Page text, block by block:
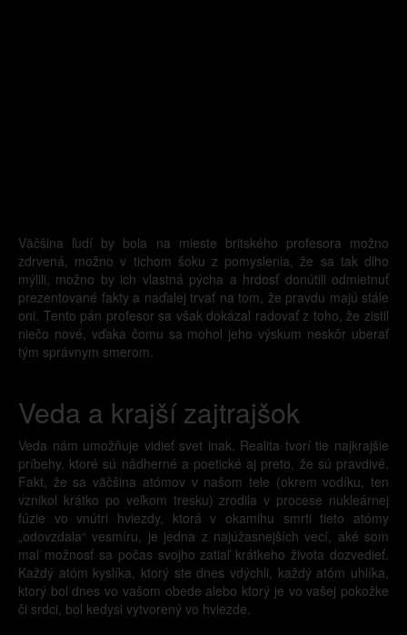
Väčšina ľudí by bola na mieste britského profesora možno
zdrvená, možno v tichom šoku z pomyslenia, že sa tak dlho
mýlili, možno by ich vlastná pýcha a hrdosť donútili odmietnuť
prezentované fakty a naďalej trvať na tom, že pravdu majú stále
oni. Tento pán profesor sa však dokázal radovať z toho, že zistil
niečo nové, vďaka čomu sa mohol jeho výskum neskôr uberať
tým správnym smerom.
Veda a krajší zajtrajšok
Veda nám umožňuje vidieť svet inak. Realita tvorí tie najkrajšie
príbehy, ktoré sú nádherné a poetické aj preto, že sú pravdivé.
Fakt, že sa väčšina atómov v našom tele (okrem vodíku, ten
vznikol krátko po veľkom tresku) zrodila v procese nukleárnej
fúzie vo vnútri hviezdy, ktorá v okamihu smrti tieto atómy
„odovzdala“ vesmíru, je jedna z najúžasnejších vecí, aké som
mal možnosť sa počas svojho zatiaľ krátkeho života dozvedieť.
Každý atóm kyslíka, ktorý ste dnes vdýchli, každý atóm uhlíka,
ktorý bol dnes vo vašom obede alebo ktorý je vo vašej pokožke
či srdci, bol kedysi vytvorený vo hviezde.